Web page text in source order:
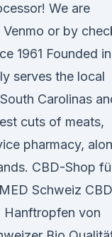
We are
or by
1961 Founded in
serves the local
Carolinas
cuts of meats,
pharmacy,
CBD-Shop
Schweiz
Hanftropfen von